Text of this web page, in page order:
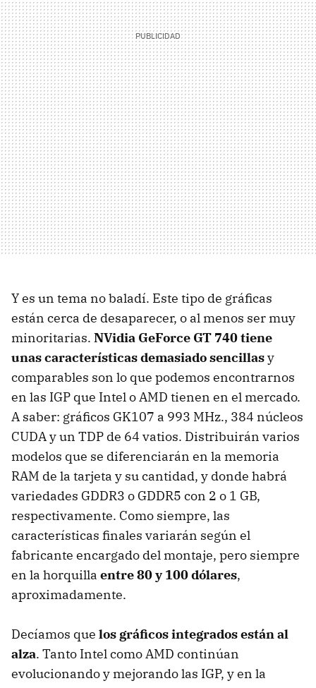
Y es un tema no baladí. Este tipo de gráficas
están cerca de desaparecer, o al menos ser muy
minoritarias. NVidia GeForce GT 740 tiene
unas características demasiado sencillasy
comparables son lo que podemos encontrarnos
en las IGP que Intel o AMD tienen en el mercado.
A saber: gráficos GK107 a 993 MHz., 384 núcleos
CUDA y un TDP de 64 vatios. Distribuirán varios
modelos que se diferenciarán en la memoria
RAM de la tarjeta y su cantidad, y donde habrá
variedades GDDR3 o GDDR5 con 2 o 1 GB,
respectivamente. Como siempre, las
características finales variarán según el
fabricante encargado del montaje, pero siempre
en la horquilla entre 80 y 100 dólares,
aproximadamente.
Decíamos que los gráficos integrados están al
alza. Tanto Intel como AMD continúan
evolucionando y mejorando las IGP, y en la